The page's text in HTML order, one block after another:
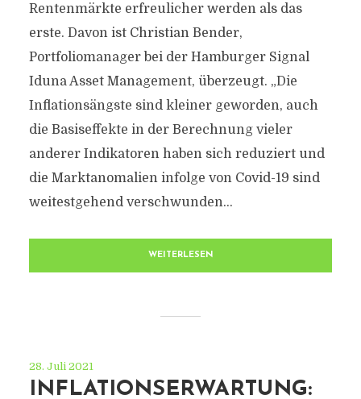
Rentenmärkte erfreulicher werden als das
erste. Davon ist Christian Bender,
Portfoliomanager bei der Hamburger Signal
Iduna Asset Management, überzeugt. „Die
Inflationsängste sind kleiner geworden, auch
die Basiseffekte in der Berechnung vieler
anderer Indikatoren haben sich reduziert und
die Marktanomalien infolge von Covid-19 sind
weitestgehend verschwunden...
WEITERLESEN
28. Juli 2021
INFLATIONSERWARTUNG: